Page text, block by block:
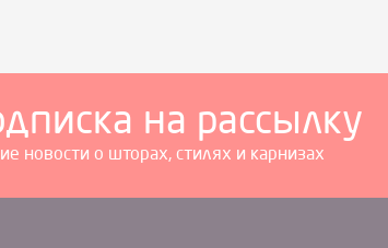
на рассылку
новости о шторах, стилях и карнизах